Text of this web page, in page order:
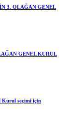
3. OLAĞAN GENEL
GENEL KURUL
Kurul seçimi için